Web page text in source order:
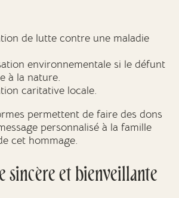
de lutte contre une maladie
environnementale si le défunt
à la nature.
caritative locale.
permettent de faire des dons
personnalisé à la famille
cet hommage.
sincère et bienveillante